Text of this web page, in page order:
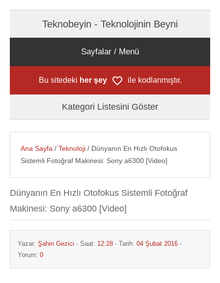
Teknobeyin - Teknolojinin Beyni
Sayfalar / Menü
Bu sitedeki her şey ile kodlanmıştır.
Kategori Listesini Göster
Ana Sayfa /Teknoloji / Dünyanın En Hızlı Otofokus
Sistemli Fotoğraf Makinesi: Sony a6300 [Video]
Dünyanın En Hızlı Otofokus Sistemli Fotoğraf
Makinesi: Sony a6300 [Video]
Yazar: Şahin Gezici - Saat: 12:28 - Tarih: 04 Şubat 2016 -
Yorum: 0